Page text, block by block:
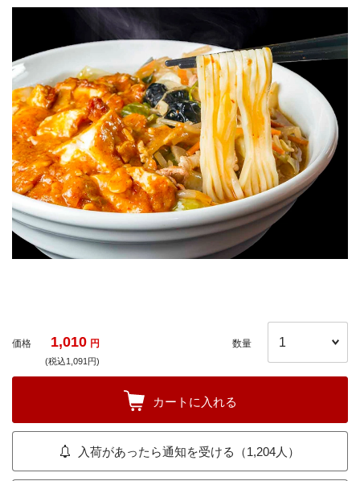
価格 1,010 円
(税込1,091円)
数量
カートに入れる
入荷があったら通知を受ける（1,204人）